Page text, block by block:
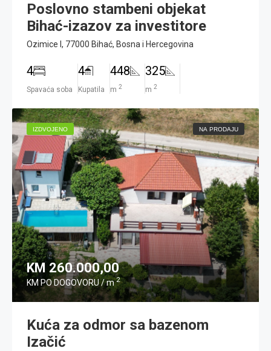
Poslovno stambeni objekat
Bihać-izazov za investitore
Ozimice I, 77000 Bihać, Bosna i Hercegovina
4
Spavaća soba
4
Kupatila
448
m 2
325
m 2
IZDVOJENO NA PRODAJU
KM 260.000,00
KM PO DOGOVORU / m2
Kuća za odmor sa bazenom
Izačić